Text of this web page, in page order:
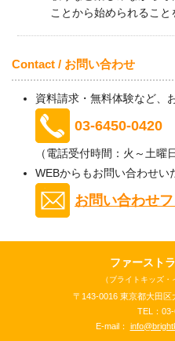
ことから始められること
Contact / お問い合わせ
資料請求・無料体験など、
03-6450-0420
（電話受付時間：火～土曜
WEBからもお問い合わせい
お問い合わせ
ファースト
（ブライトキッズ・
〒143-0016 東京都大田
TEL：
E-mail：